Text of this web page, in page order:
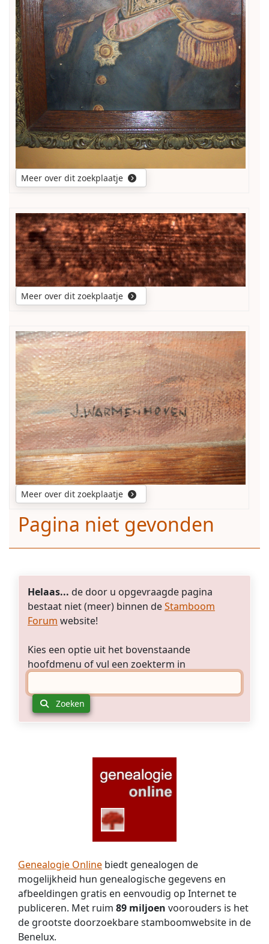
Meer over dit zoekplaatje
Ik
kan
de
ondertekening
niet
ontcijferen.
Iemand
daar
iets
van
kan
maken?
Meer over dit zoekplaatje
Om
welke
J.
Warmenhoven
gaat
het?
Waar
geboren?
Werkte
als
kunstschilder
of
als
hobbyist?
Meer
bekend?
oto
van
het
schilderij
Meer over dit zoekplaatje
Pagina niet gevonden
Helaas... de door u opgevraagde pagina
bestaat niet (meer) binnen deStamboom
Forum website!
Kies een optie uit het bovenstaande
hoofdmenu of vul een zoekterm in
Zoeken
Genealogie Online biedt genealogen de
mogelijkheid hun genealogische gegevens en
afbeeldingen gratis en eenvoudig op Internet te
publiceren. Met ruim 89 miljoen voorouders is het
de grootste doorzoekbare stamboomwebsite in de
Benelux.